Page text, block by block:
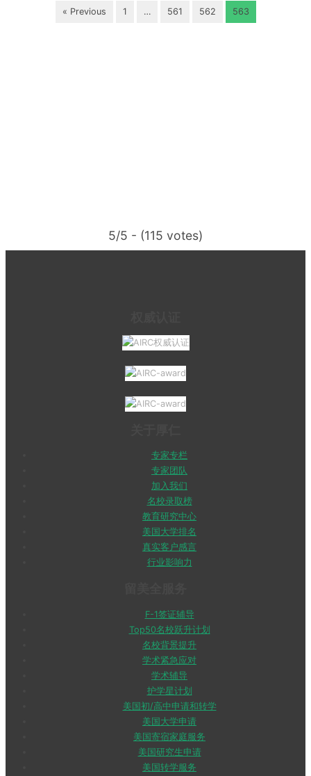
« Previous 1 … 561 562 563
5/5 - (115 votes)
专家专栏
专家团队
加入我们
名校录取榜
教育研究中心
美国大学排名
真实客户感言
行业影响力
F-1签证辅导
Top50名校跃升计划
名校背景提升
学术紧急应对
学术辅导
护学星计划
美国初/高中申请和转学
美国大学申请
美国寄宿家庭服务
美国研究生申请
美国转学服务